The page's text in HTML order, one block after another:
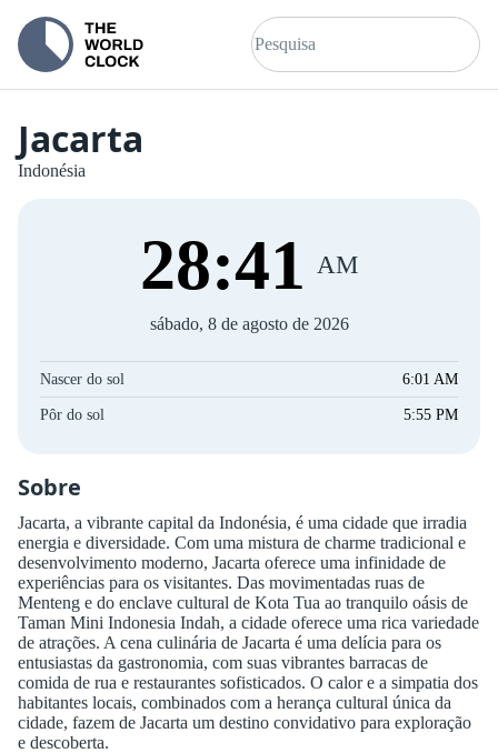
Jacarta
Indonésia
28:42 AM
sábado, 8 de agosto de 2026
Nascer do sol 6:01 AM
Pôr do sol 5:55 PM
Sobre
Jacarta, a vibrante capital da Indonésia, é uma cidade que irradia
energia e diversidade. Com uma mistura de charme tradicional e
desenvolvimento moderno, Jacarta oferece uma infinidade de
experiências para os visitantes. Das movimentadas ruas de
Menteng e do enclave cultural de Kota Tua ao tranquilo oásis de
Taman Mini Indonesia Indah, a cidade oferece uma rica variedade
de atrações. A cena culinária de Jacarta é uma delícia para os
entusiastas da gastronomia, com suas vibrantes barracas de
comida de rua e restaurantes sofisticados. O calor e a simpatia dos
habitantes locais, combinados com a herança cultural única da
cidade, fazem de Jacarta um destino convidativo para exploração
e descoberta.